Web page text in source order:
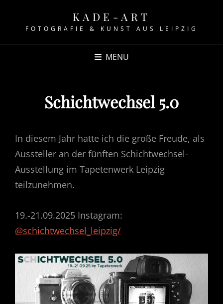
KADE-ART
FOTOGRAFIE & KUNST AUS LEIPZIG
MENU
Schichtwechsel 5.0
In diesem Jahr hatte ich die große Freude, als
Aussteller an der fünften Schichtwechsel-
Ausstellung im Tapetenwerk Leipzig
teilzunehmen.
19.-21.09.2025 Instagram:
@schichtwechsel_leipzig/